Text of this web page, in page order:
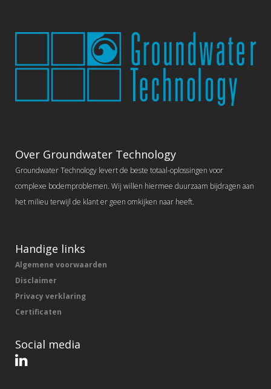
Over Groundwater Technology
Groundwater Technology levert de beste totaal-oplossingen voor
complexe bodemproblemen. Wij willen hiermee duurzaam bijdragen aan
het milieu terwijl de klant er geen omkijken naar heeft.
Handige links
Algemene voorwaarden
Disclaimer
Privacy verklaring
Certificaten
Social media